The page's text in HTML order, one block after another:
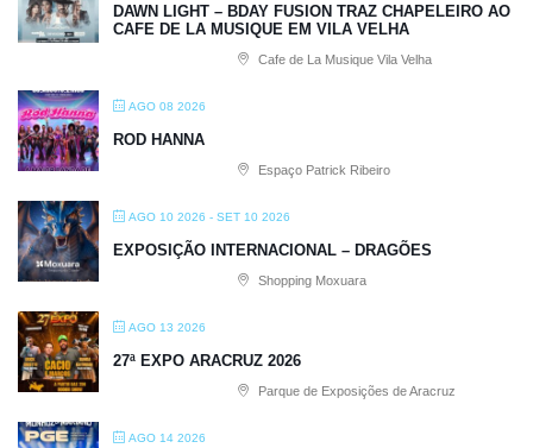
DAWN LIGHT – BDAY FUSION TRAZ CHAPELEIRO AO
CAFE DE LA MUSIQUE EM VILA VELHA
Cafe de La Musique Vila Velha
AGO 08 2026
ROD HANNA
Espaço Patrick Ribeiro
AGO 10 2026 - SET 10 2026
EXPOSIÇÃO INTERNACIONAL – DRAGÕES
Shopping Moxuara
AGO 13 2026
27ª EXPO ARACRUZ 2026
Parque de Exposições de Aracruz
AGO 14 2026